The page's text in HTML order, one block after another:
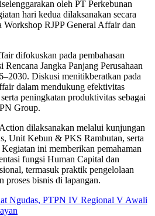
oleh PT Perkebunan
hari kedua dilaksanakan secara
Workshop RJPP General Affair dan
difokuskan pada pembahasan
Rencana Jangka Panjang Perusahaan
Diskusi menitikberatkan pada
dalam mendukung efektivitas
peningkatan produktivitas sebagai
Group.
dilaksanakan melalui kunjungan
Unit Kebun & PKS Rambutan, serta
ini memberikan pemahaman
fungsi Human Capital dan
termasuk praktik pengelolaan
proses bisnis di lapangan.
Ngudas, PTPN IV Regional V Awali